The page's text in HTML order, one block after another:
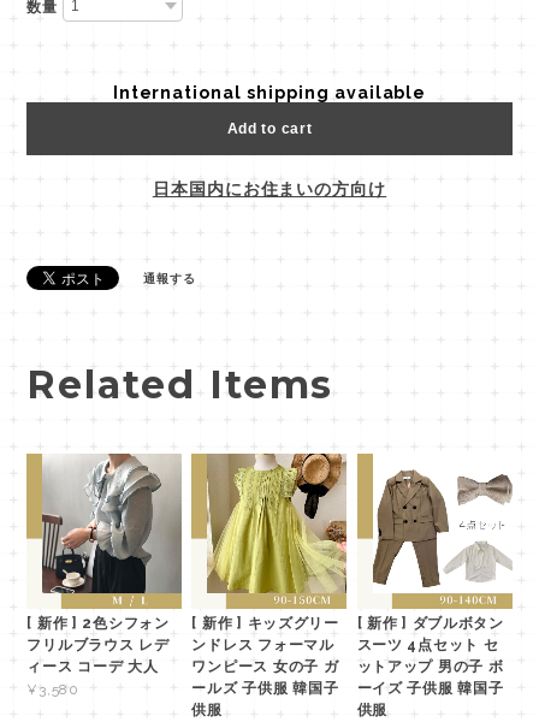
数量
International shipping available
Add to cart
日本国内にお住まいの方向け
通報する
Related Items
[ 新作 ] 2色シフォン
フリルブラウス レデ
ィース コーデ 大人
¥3,580
[ 新作 ] キッズグリー
ンドレス フォーマル
ワンピース 女の子 ガ
ールズ 子供服 韓国子
供服
[ 新作 ] ダブルボタン
スーツ 4点セット セ
ットアップ 男の子 ボ
ーイズ 子供服 韓国子
供服